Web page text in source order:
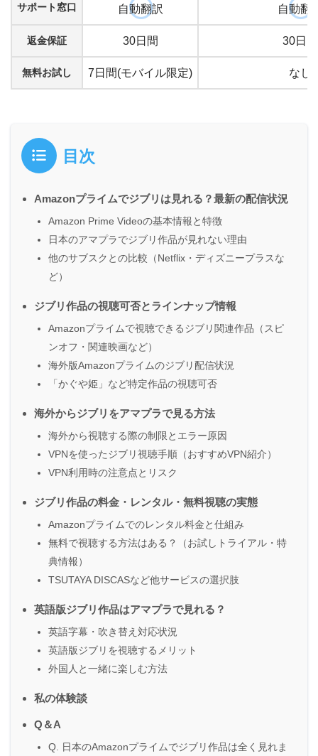
サポート窓口 自動翻訳 自動翻
返金保証 30日間 30日間
無料お試し 7日間(モバイル限定) なし
目次
Amazonプライムでジブリは見れる？最新の配信状況
Amazon Prime Videoの基本情報と特徴
日本のアマプラでジブリ作品が見れない理由
他のサブスクとの比較（Netflix・ディズニープラスな
ど）
ジブリ作品の視聴可否とラインナップ情報
Amazonプライムで視聴できるジブリ関連作品（スピ
ンオフ・関連映画など）
海外版Amazonプライムのジブリ配信状況
「かぐや姫」など特定作品の視聴可否
海外からジブリをアマプラで見る方法
海外から視聴する際の制限とエラー原因
VPNを使ったジブリ視聴手順（おすすめVPN紹介）
VPN利用時の注意点とリスク
ジブリ作品の料金・レンタル・無料視聴の実態
Amazonプライムでのレンタル料金と仕組み
無料で視聴する方法はある？（お試しトライアル・特
典情報）
TSUTAYA DISCASなど他サービスの選択肢
英語版ジブリ作品はアマプラで見れる？
英語字幕・吹き替え対応状況
英語版ジブリを視聴するメリット
外国人と一緒に楽しむ方法
私の体験談
Q＆A
Q. 日本のAmazonプライムでジブリ作品は全く見れま